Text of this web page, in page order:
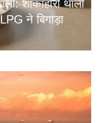
शाकाहारी थाली
ने बिगाड़ा